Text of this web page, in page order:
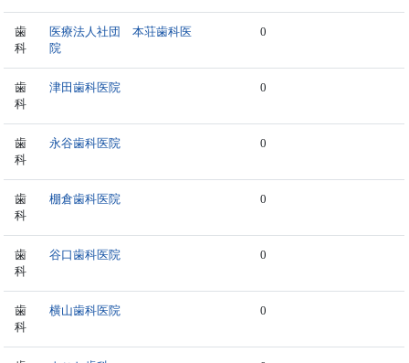
歯
科
医療法人社団 本荘歯科医
院
0
歯
科
津田歯科医院 0
歯
科
永谷歯科医院 0
歯
科
棚倉歯科医院 0
歯
科
谷口歯科医院 0
歯
科
横山歯科医院 0